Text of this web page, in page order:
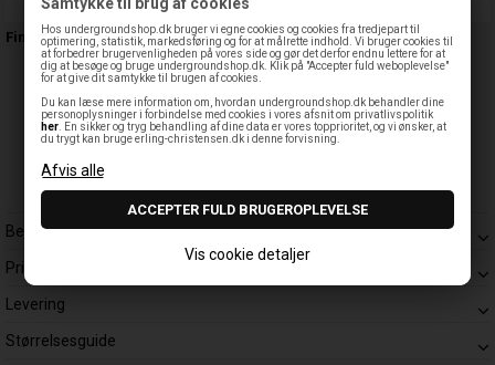
Hos undergroundshop.dk bruger vi egne cookies og cookies fra tredjepart til
optimering, statistik, markedsføring og for at målrette indhold. Vi bruger cookies til
at forbedrer brugervenligheden på vores side og gør det derfor endnu lettere for at
dig at besøge og bruge undergroundshop.dk. Klik på "Accepter fuld weboplevelse"
for at give dit samtykke til brugen af cookies.
Du kan læse mere information om, hvordan undergroundshop.dk behandler dine
personoplysninger i forbindelse med cookies i vores afsnit om privatlivspolitik
her . En sikker og tryg behandling af dine data er vores topprioritet, og vi ønsker, at
du trygt kan bruge erling-christensen.dk i denne forvisning.
Vis cookie detaljer
Findes også:
Beskrivelse
Prisgaranti
Levering
Størrelsesguide